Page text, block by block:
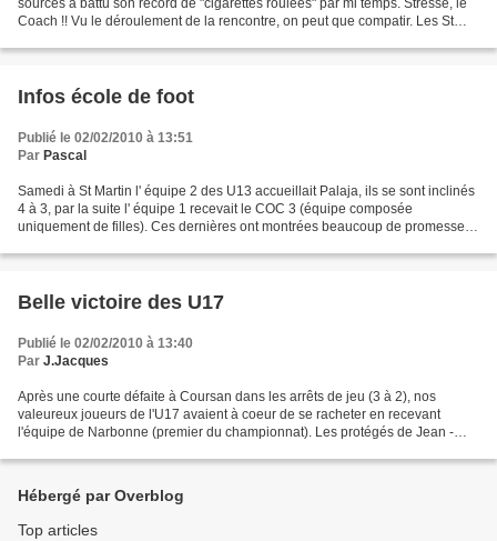
sources a battu son record de "cigarettes roulées" par mi temps. Stressé, le
Coach !! Vu le déroulement de la rencontre, on peut que compatir. Les St
Infos école de foot
Publié le 02/02/2010 à 13:51
Par Pascal
Samedi à St Martin l' équipe 2 des U13 accueillait Palaja, ils se sont inclinés
4 à 3, par la suite l' équipe 1 recevait le COC 3 (équipe composée
uniquement de filles). Ces dernières ont montrées beaucoup de promesses
Belle victoire des U17
Publié le 02/02/2010 à 13:40
Par J.Jacques
Après une courte défaite à Coursan dans les arrêts de jeu (3 à 2), nos
valeureux joueurs de l'U17 avaient à coeur de se racheter en recevant
l'équipe de Narbonne (premier du championnat). Les protégés de Jean -
Hébergé par Overblog
Top articles